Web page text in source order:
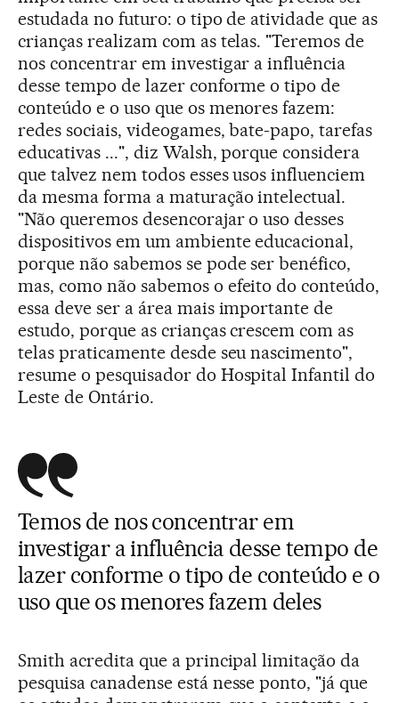
estudada no futuro: o tipo de atividade que as
crianças realizam com as telas. "Teremos de
nos concentrar em investigar a influência
desse tempo de lazer conforme o tipo de
conteúdo e o uso que os menores fazem:
redes sociais, videogames, bate-papo, tarefas
educativas ...", diz Walsh, porque considera
que talvez nem todos esses usos influenciem
da mesma forma a maturação intelectual.
"Não queremos desencorajar o uso desses
dispositivos em um ambiente educacional,
porque não sabemos se pode ser benéfico,
mas, como não sabemos o efeito do conteúdo,
essa deve ser a área mais importante de
estudo, porque as crianças crescem com as
telas praticamente desde seu nascimento",
resume o pesquisador do Hospital Infantil do
Leste de Ontário.
Temos de nos concentrar em
investigar a influência desse tempo de
lazer conforme o tipo de conteúdo e o
uso que os menores fazem deles
Smith acredita que a principal limitação da
pesquisa canadense está nesse ponto, "já que